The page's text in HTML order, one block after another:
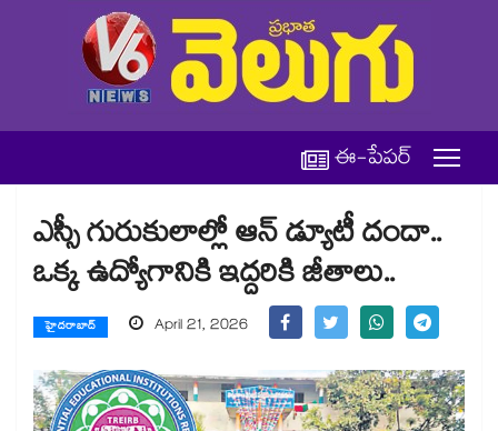
ఈ-పేపర్
ఎస్సీ గురుకులాల్లో ఆన్‌‌‌‌‌‌‌‌‌‌‌‌‌‌‌‌‌‌‌‌‌‌‌‌‌‌‌‌‌‌‌‌ డ్యూటీ దందా..
ఒక్క ఉద్యోగానికి ఇద్దరికి జీతాలు..
హైదరాబాద్ April 21, 2026